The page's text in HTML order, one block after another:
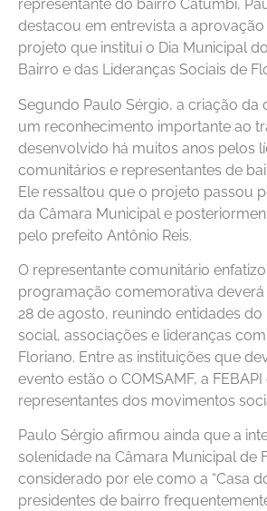
representante do bairro Catumbi,
destacou em entrevista a
projeto que institui o Dia Municipal
Bairro e das Lideranças Sociais de
Segundo Paulo Sérgio, a criação da
um reconhecimento importante ao
desenvolvido há muitos anos pelos
comunitários e representantes de
Ele ressaltou que o projeto passou
da Câmara Municipal e
pelo prefeito Antônio Reis.
O representante comunitário
programação comemorativa deverá
28 de agosto, reunindo entidades
social, associações e lideranças
Floriano. Entre as instituições que
evento estão o COMSAMF, a
representantes dos movimentos
Paulo Sérgio afirmou ainda que a
solenidade na Câmara Municipal de
considerado por ele como a “Casa
presidentes de bairro